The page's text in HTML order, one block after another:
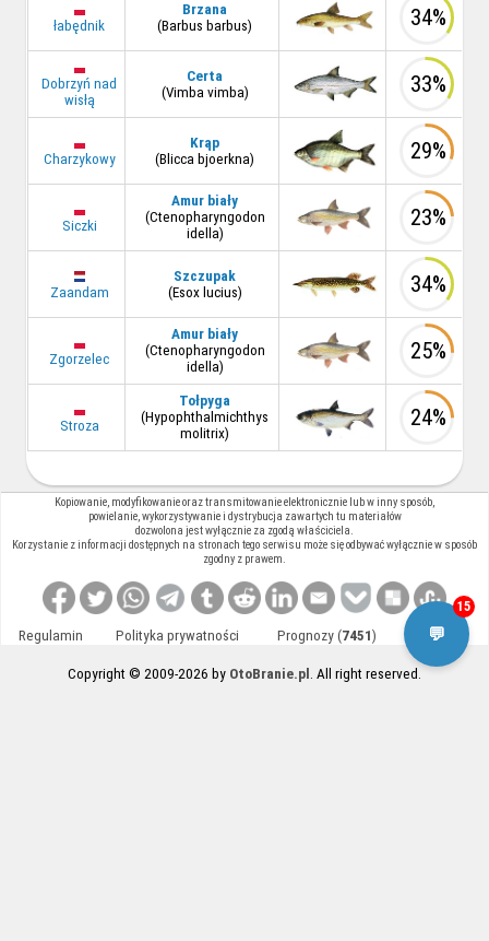
łabędnik
Brzana
(Barbus barbus)
34%
Dobrzyń nad
wisłą
Certa
(Vimba vimba)
33%
Charzykowy
Krąp
(Blicca bjoerkna)
29%
Siczki
Amur biały
(Ctenopharyngodon
idella)
23%
Zaandam
Szczupak
(Esox lucius)
34%
Zgorzelec
Amur biały
(Ctenopharyngodon
idella)
25%
Stroza
Tołpyga
(Hypophthalmichthys
molitrix)
24%
Kopiowanie, modyfikowanie oraz transmitowanie elektronicznie lub w inny sposób,
powielanie, wykorzystywanie i dystrybucja zawartych tu materiałów
dozwolona jest wyłącznie za zgodą właściciela.
Korzystanie z informacji dostępnych na stronach tego serwisu może się odbywać wyłącznie w sposób
zgodny z prawem.
Regulamin Polityka prywatności Prognozy (7451) Kontakt
Copyright © 2009-2026 by OtoBranie.pl . All right reserved.
💬
15